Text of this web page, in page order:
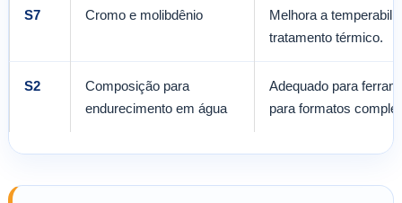
S7 Cromo e molibdênio
Melhora a
tratamento térmico.
S2
Composição para
endurecimento em água
Adequado para
para formatos